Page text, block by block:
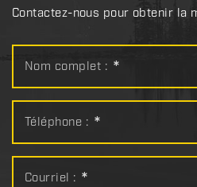
Contactez-nous pour obtenir la
Nom complet : *
Téléphone : *
Courriel : *